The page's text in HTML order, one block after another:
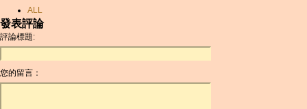
ALL
AMD
ANC
AOA
發表評論
評論標題:
您的留言：